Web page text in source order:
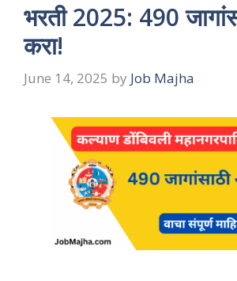
भरती 2025: 490
करा!
June 14, 2025 by Job Majha